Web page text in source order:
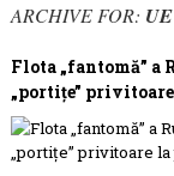
ARCHIVE FOR: UE
Flota „fantomă” a
„portițe”